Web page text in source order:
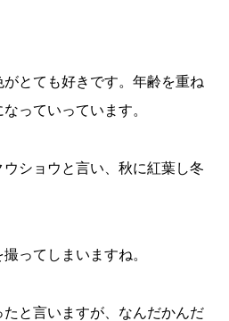
とても好きです。年齢を重ね
っていっています。
ショウと言い、秋に紅葉し冬
ってしまいますね。
と言いますが、なんだかんだ